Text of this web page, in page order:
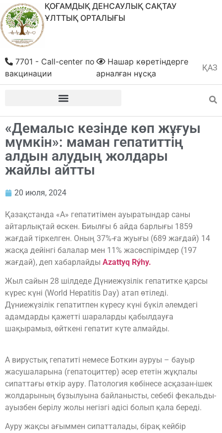
ҚОҒАМДЫҚ ДЕНСАУЛЫҚ САҚТАУ
ҰЛТТЫҚ ОРТАЛЫҒЫ
ҚАЗ
РУС
Нашар көретіндерге
арналған нұсқа
7701 - Call-center по
вакцинации
«Демалыс кезінде көп жұғуы
мүмкін»: маман гепатиттің
алдын алудың жолдары
жайлы айтты
20 июля, 2024
Қазақстанда «А» гепатитімен ауыратындар саны
айтарлықтай өскен. Биылғы 6 айда барлығы 1859
жағдай тіркелген. Оның 37%-ға жуығы (689 жағдай) 14
жасқа дейінгі балалар мен 11% жасөспірімдер (197
жағдай), деп хабарлайды Azattyq Rýhy.
Жыл сайын 28 шілдеде Дүниежүзілік гепатитке қарсы
күрес күні (World Hepatitis Day) атап өтіледі.
Дүниежүзілік гепатитпен күресу күні бүкіл әлемдегі
адамдарды қажетті шараларды қабылдауға
шақырамыз, өйткені гепатит күте алмайды.
А вирустық гепатиті немесе Боткин ауруы – бауыр
жасушаларына (гепатоциттер) әсер ететін жұқпалы
сипаттағы өткір ауру. Патология көбінесе асқазан-ішек
жолдарының бұзылуына байланысты, себебі фекальды-
ауызбен берілу жолы негізгі әдісі болып қала береді.
Ауру жақсы ағыммен сипатталады, бірақ кейбір